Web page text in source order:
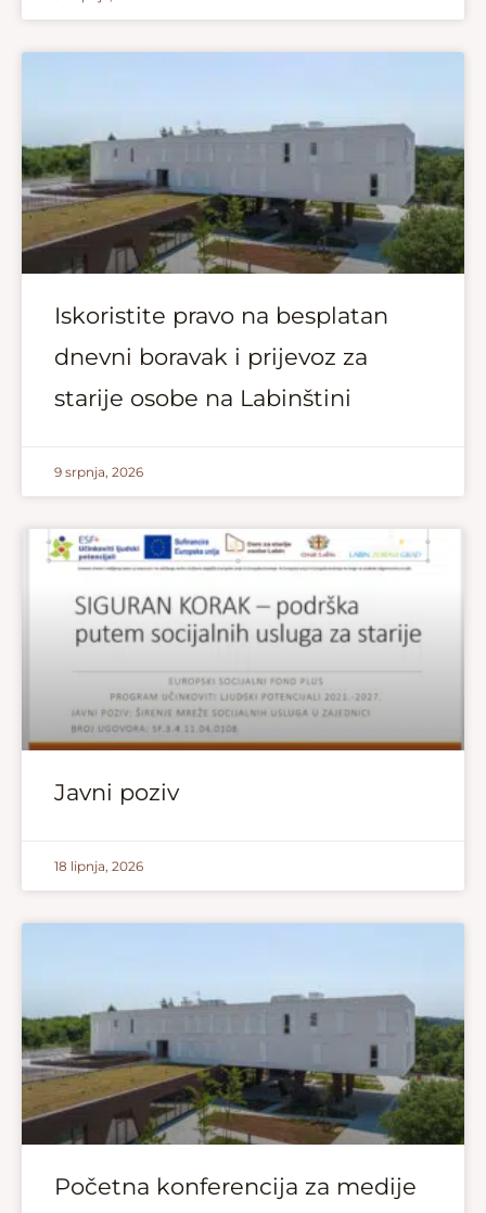
Iskoristite pravo na besplatan
dnevni boravak i prijevoz za
starije osobe na Labinštini
9 srpnja, 2026
Javni poziv
18 lipnja, 2026
Početna konferencija za medije